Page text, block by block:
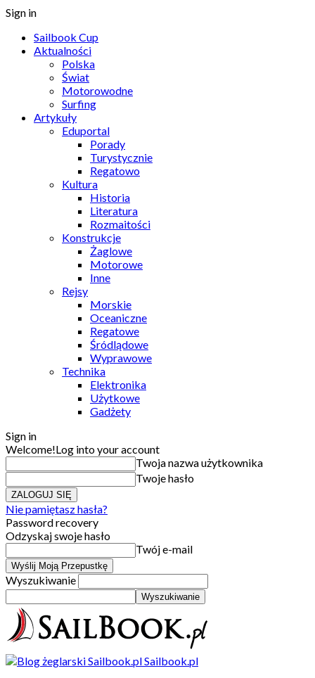
Sign in
Sailbook Cup
Aktualności
Polska
Świat
Motorowodne
Surfing
Artykuły
Eduportal
Porady
Turystycznie
Regatowo
Kultura
Historia
Literatura
Rozmaitości
Konstrukcje
Żaglowe
Motorowe
Inne
Rejsy
Morskie
Oceaniczne
Regatowe
Śródlądowe
Wyprawowe
Technika
Elektronika
Użytkowe
Gadżety
Sign in
Welcome!Log into your account
Twoja nazwa użytkownika
Twoje hasło
Nie pamiętasz hasła?
Password recovery
Odzyskaj swoje hasło
Twój e-mail
Wyszukiwanie
Sailbook.pl